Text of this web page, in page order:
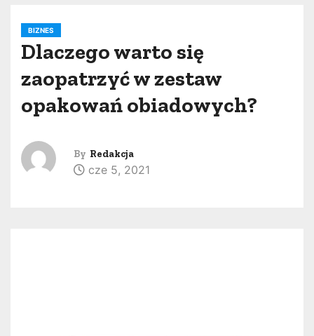
BIZNES
Dlaczego warto się
zaopatrzyć w zestaw
opakowań obiadowych?
By Redakcja
cze 5, 2021